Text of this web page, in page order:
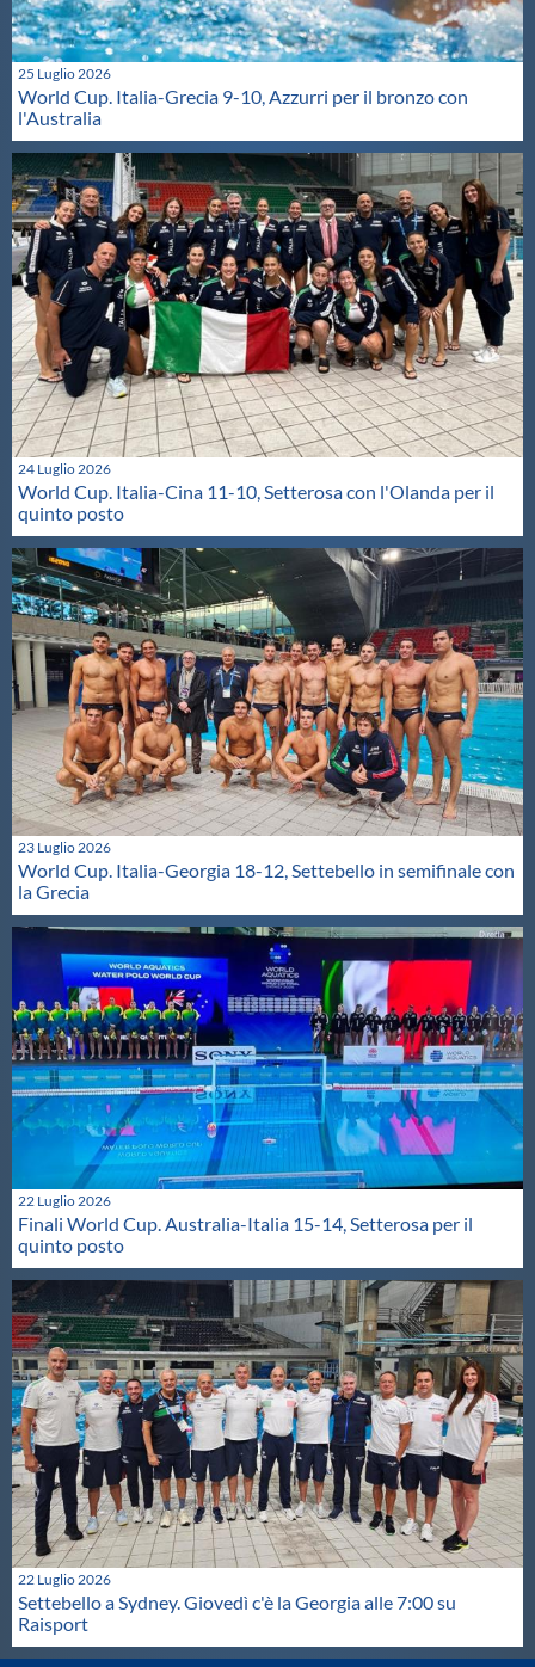
25 Luglio 2026
World Cup. Italia-Grecia 9-10, Azzurri per il bronzo con
l'Australia
24 Luglio 2026
World Cup. Italia-Cina 11-10, Setterosa con l'Olanda per il
quinto posto
23 Luglio 2026
World Cup. Italia-Georgia 18-12, Settebello in semifinale con
la Grecia
22 Luglio 2026
Finali World Cup. Australia-Italia 15-14, Setterosa per il
quinto posto
22 Luglio 2026
Settebello a Sydney. Giovedì c'è la Georgia alle 7:00 su
Raisport